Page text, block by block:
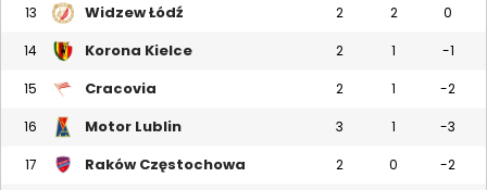
13 Widzew Łódź 2 2 0
14 Korona Kielce 2 1 -1
15 Cracovia 2 1 -2
16 Motor Lublin 3 1 -3
17 Raków Częstochowa 2 0 -2